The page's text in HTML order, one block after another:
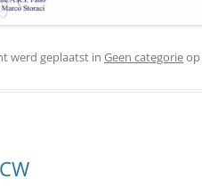
werd geplaatst in Geen categorieop